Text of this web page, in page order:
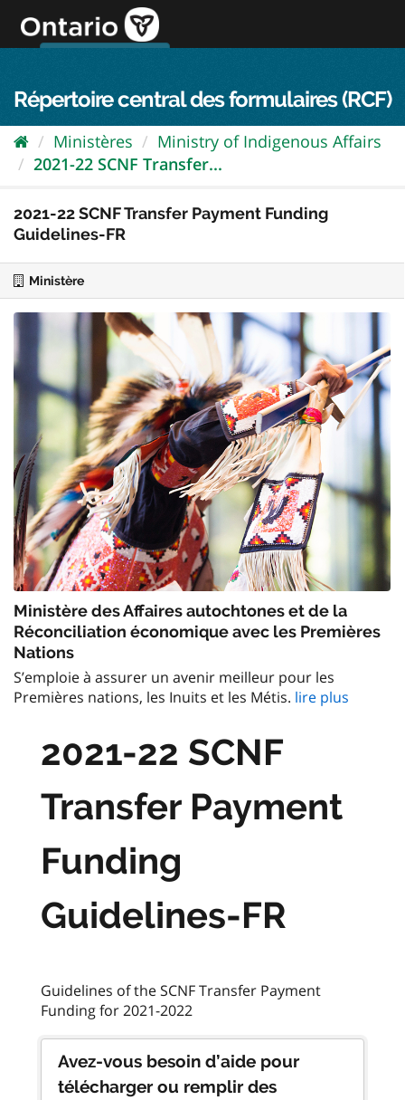
directement
au
Répertoire central des formulaires (RCF)
Ministères
Ministry of Indigenous Affairs
2021-22 SCNF Transfer...
2021-22 SCNF Transfer Payment Funding
Guidelines-FR
Ministère
Ministère des Affaires autochtones et de la
Réconciliation économique avec les Premières
Nations
S’emploie à assurer un avenir meilleur pour les
Premières nations, les Inuits et les Métis. lire plus
2021-22 SCNF
Transfer Payment
Funding
Guidelines-FR
Guidelines of the SCNF Transfer Payment
Avez-vous besoin d’aide pour
télécharger ou remplir des